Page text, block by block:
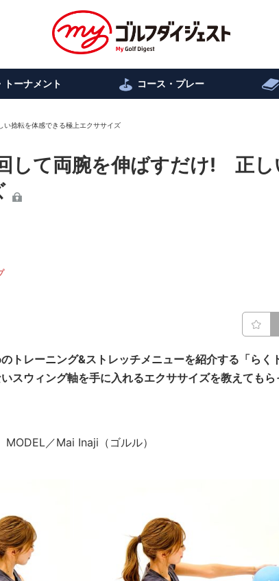
トーナメント コース・プレー
捻転を体感できる極上エクササイズ
して両腕を伸ばすだけ! 正し
トレーニング&ストレッチメニューを紹介する「らく
スウィング軸を手に入れるエクササイズを教えてもら
／Mai Inaji（ゴルル）